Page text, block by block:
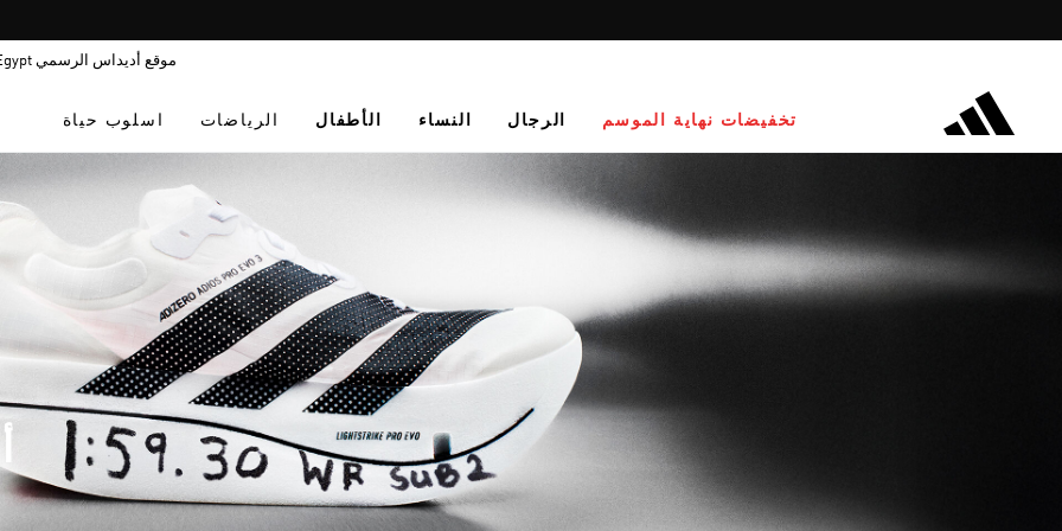
promotion
موقع أديداس الرسمي Egypt
تخفيضات نهاية الموسم الرجال النساء الأطفال الرياضات اسلوب حياة